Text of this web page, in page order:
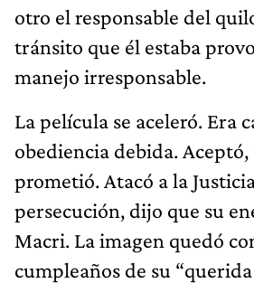
otro el responsable del
tránsito que él estaba
manejo irresponsable.
La película se aceleró. Era
obediencia debida.
prometió. Atacó a la
persecución, dijo que su
Macri. La imagen quedó
cumpleaños de su